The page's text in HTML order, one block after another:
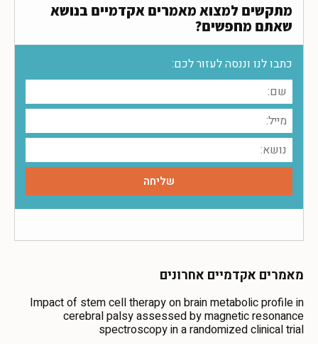
מתקשים למצוא מאמרים אקדמיים בנושא
שאתם מחפשים?
כתבו לנו וננסה לעזור לכם:
מאמרים אקדמיים אחרונים
Impact of stem cell therapy on brain metabolic profile in
cerebral palsy assessed by magnetic resonance
spectroscopy in a randomized clinical trial